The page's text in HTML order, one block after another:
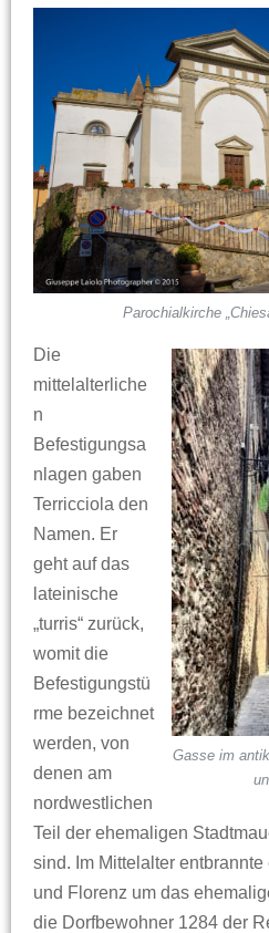
Parochialkirche
Gasse im
Die
mittelalterliche
n
Befestigungsa
nlagen gaben
Terricciola den
Namen. Er
geht auf das
lateinische
„turris“ zurück,
womit die
Befestigungstü
rme bezeichnet
werden, von
denen am
nordwestlichen
Teil der ehemaligen
sind. Im Mittelalter
und Florenz um das
die Dorfbewohner 1284 der